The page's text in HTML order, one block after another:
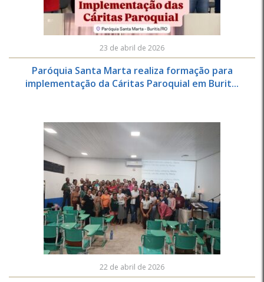
23 de abril de 2026
Paróquia Santa Marta realiza formação para
implementação da Cáritas Paroquial em Burit...
22 de abril de 2026